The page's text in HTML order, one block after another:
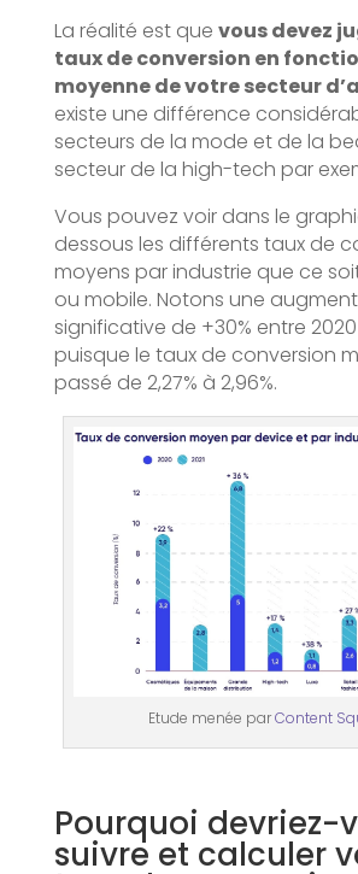
La réalité est que vous devez
taux de conversion en
moyenne de votre secteur
existe une différence
secteurs de la mode et de la
secteur de la high-tech par
Vous pouvez voir dans le
dessous les différents taux de
moyens par industrie que ce
ou mobile. Notons une
significative de +30% entre 2020
puisque le taux de conversion
passé de 2,27% à 2,96%.
Etude menée parContent
Pourquoi devriez-
suivre et calculer